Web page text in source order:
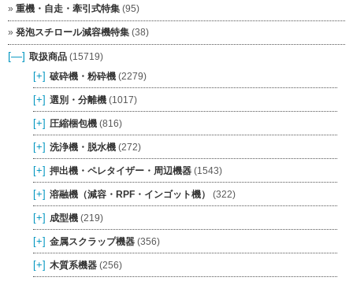
重機・自走・牽引式特集 (95)
発泡スチロール減容機特集 (38)
[—] 取扱商品 (15719)
[+] 破砕機・粉砕機 (2279)
[+] 選別・分離機 (1017)
[+] 圧縮梱包機 (816)
[+] 洗浄機・脱水機 (272)
[+] 押出機・ペレタイザー・周辺機器 (1543)
[+] 溶融機（減容・RPF・インゴット機） (322)
[+] 成型機 (219)
[+] 金属スクラップ機器 (356)
[+] 木質系機器 (256)